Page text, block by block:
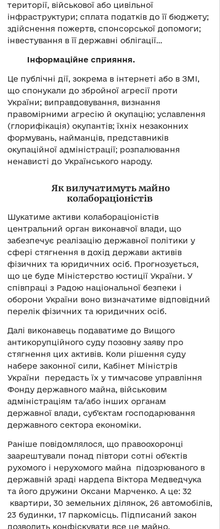
території, військової або цивільної
інфраструктури; сплата податків до її бюджету;
здійснення пожертв, спонсорської допомоги;
інвестування в її державні облігації…
Інформаційне сприяння.
Це публічні дії, зокрема в інтернеті або в ЗМІ,
що спонукали до збройної агресії проти
України; виправдовування, визнання
правомірними агресію й окупацію; уславлення
(глорифікація) окупантів; їхніх незаконних
формувань, найманців, представників
окупаційної адміністрації; розпалювання
ненависті до Українського народу.
Як вилучатимуть майно
колабораціоністів
Шукатиме активи колабораціоністів
центральний орган виконавчої влади, що
забезпечує реалізацію державної політики у
сфері стягнення в дохід держави активів
фізичних та юридичних осіб. Прогнозується,
що це буде Міністерство юстиції України. У
співпраці з Радою національної безпеки і
оборони України воно визначатиме відповідний
перелік фізичних та юридичних осіб.
Далі виконавець подаватиме до Вищого
антикорупційного суду позовну заяву про
стягнення цих активів. Коли рішення суду
набере законної сили, Кабінет Міністрів
України передасть їх у тимчасове управління
Фонду державного майна, військовим
адміністраціям та/або інших органам
державної влади, суб’єктам господарювання
державного сектора економіки.
Раніше повідомлялося, що правоохоронці
заарештували понад півтори сотні об’єктів
рухомого і нерухомого майна підозрюваного в
державній зраді нардепа Віктора Медведчука
та його дружини Оксани Марченко. А це: 32
квартири, 30 земельних ділянок, 26 автомобілів,
23 будинки, 17 паркомісць. Підписаний закон
дозволить конфіскувати все це майно.